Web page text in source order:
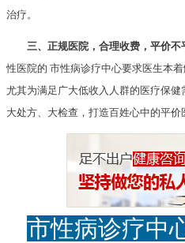
治疗。
三、正规医院，合理收费，平价不
性医院的 市性病诊疗中心要求医生本
尤其为满足广大低收入人群的医疗保
大处方、大检查，打造百姓心中的平价
市性病诊疗中